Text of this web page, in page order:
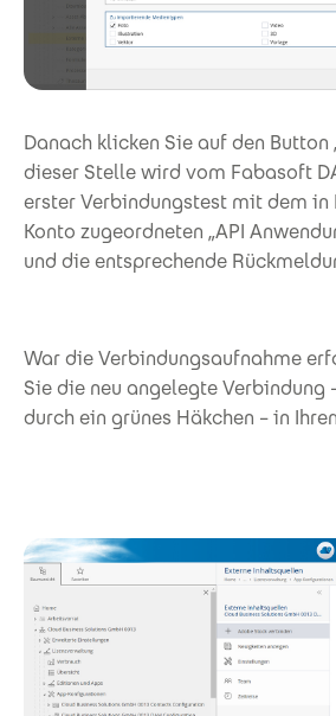
Danach klicken Sie auf den Button
dieser Stelle wird vom Fabasoft
erster Verbindungstest mit dem in
Konto zugeordneten „API
und die entsprechende
War die Verbindungsaufnahme
Sie die neu angelegte Verbindung
durch ein grünes Häkchen – in